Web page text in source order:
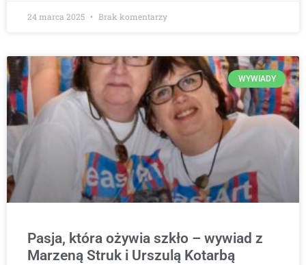
24 marca 2025 Brak komentarzy
WYWIADY
Pasja, która ożywia szkło – wywiad z
Marzeną Struk i Urszulą Kotarbą